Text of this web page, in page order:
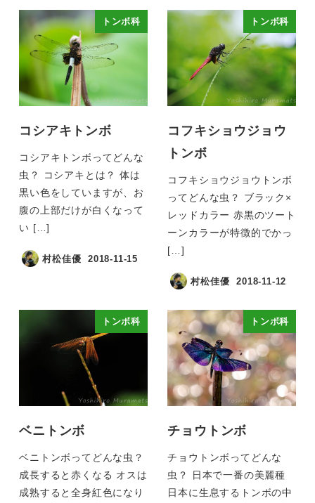
トンボ科
コシアキトンボ
コシアキトンボってどんな
虫？ コシアキとは？ 体は
黒い色をしていますが、お
腹の上部だけが白くなって
い […]
村松佳優 2018-11-15
トンボ科
コフキショウジョウ
トンボ
コフキショウジョウトンボ
ってどんな虫？ ブラック×
レッドカラー 赤黒のツート
ーンカラーが特徴的でかっ
[…]
村松佳優 2018-11-12
トンボ科
ベニトンボ
ベニトンボってどんな虫？
成長すると赤くなる オスは
成熟すると全身紅色になり
トンボ科
チョウトンボ
チョウトンボってどんな
虫？ 日本で一番の美麗種
日本に生息するトンボの中